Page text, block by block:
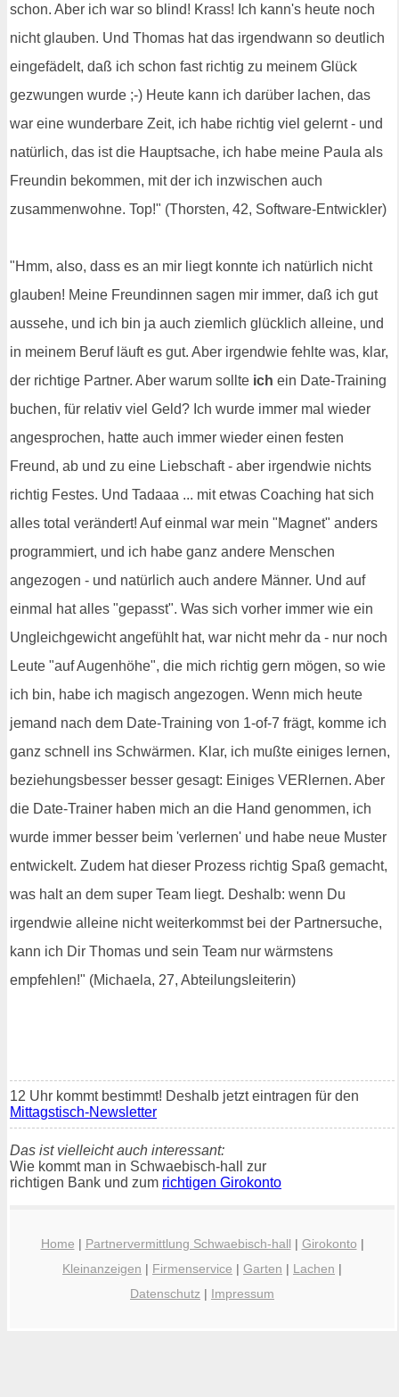
schon. Aber ich war so blind! Krass! Ich kann's heute noch
nicht glauben. Und Thomas hat das irgendwann so deutlich
eingefädelt, daß ich schon fast richtig zu meinem Glück
gezwungen wurde ;-) Heute kann ich darüber lachen, das
war eine wunderbare Zeit, ich habe richtig viel gelernt - und
natürlich, das ist die Hauptsache, ich habe meine Paula als
Freundin bekommen, mit der ich inzwischen auch
zusammenwohne. Top!" (Thorsten, 42, Software-Entwickler)
"Hmm, also, dass es an mir liegt konnte ich natürlich nicht
glauben! Meine Freundinnen sagen mir immer, daß ich gut
aussehe, und ich bin ja auch ziemlich glücklich alleine, und
in meinem Beruf läuft es gut. Aber irgendwie fehlte was, klar,
der richtige Partner. Aber warum sollte ich ein Date-Training
buchen, für relativ viel Geld? Ich wurde immer mal wieder
angesprochen, hatte auch immer wieder einen festen
Freund, ab und zu eine Liebschaft - aber irgendwie nichts
richtig Festes. Und Tadaaa ... mit etwas Coaching hat sich
alles total verändert! Auf einmal war mein "Magnet" anders
programmiert, und ich habe ganz andere Menschen
angezogen - und natürlich auch andere Männer. Und auf
einmal hat alles "gepasst". Was sich vorher immer wie ein
Ungleichgewicht angefühlt hat, war nicht mehr da - nur noch
Leute "auf Augenhöhe", die mich richtig gern mögen, so wie
ich bin, habe ich magisch angezogen. Wenn mich heute
jemand nach dem Date-Training von 1-of-7 frägt, komme ich
ganz schnell ins Schwärmen. Klar, ich mußte einiges lernen,
beziehungsbesser besser gesagt: Einiges VERlernen. Aber
die Date-Trainer haben mich an die Hand genommen, ich
wurde immer besser beim 'verlernen' und habe neue Muster
entwickelt. Zudem hat dieser Prozess richtig Spaß gemacht,
was halt an dem super Team liegt. Deshalb: wenn Du
irgendwie alleine nicht weiterkommst bei der Partnersuche,
kann ich Dir Thomas und sein Team nur wärmstens
empfehlen!" (Michaela, 27, Abteilungsleiterin)
12 Uhr kommt bestimmt! Deshalb jetzt eintragen für den
Mittagstisch-Newsletter
Das ist vielleicht auch interessant:
Wie kommt man in Schwaebisch-hall zur
richtigen Bank und zum richtigen Girokonto
Home | Partnervermittlung Schwaebisch-hall | Girokonto |
Kleinanzeigen | Firmenservice | Garten | Lachen |
Datenschutz | Impressum